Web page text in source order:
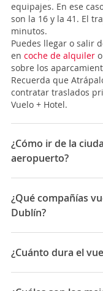
equipajes. En ese
son la 16 y la 41. El
minutos.
Puedes llegar o salir
en coche de alquiler
sobre los
Recuerda que
contratar traslados
Vuelo + Hotel.
¿Cómo ir de la
aeropuerto?
ElAeropuerto de Las
está en la isla de
deTelde, en la bahía
Tiene 2 pistas y 1
interurbanos, ya que
¿Qué compañías
Dublín?
Las compañías que
son: Aerlingus,
¿Cuánto dura el
La duración media
Dublín es 07:30